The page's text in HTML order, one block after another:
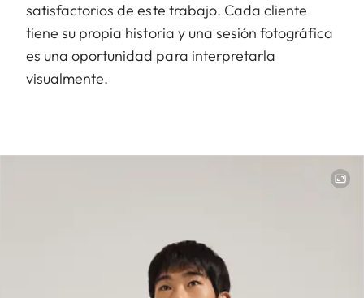
satisfactorios de este trabajo. Cada cliente
tiene su propia historia y una sesión fotográfica
es una oportunidad para interpretarla
visualmente.